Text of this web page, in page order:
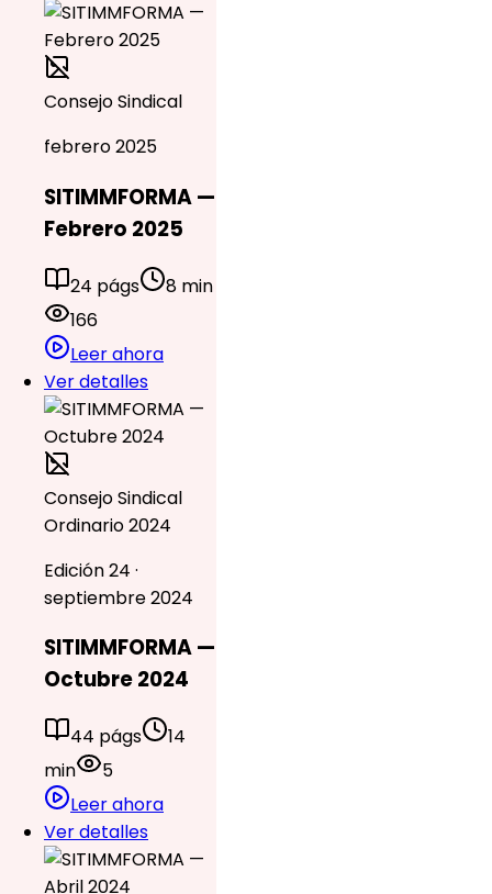
Consejo Sindical
febrero 2025
SITIMMFORMA —
Febrero 2025
24 págs
8 min
166
Leer ahora
Ver detalles
Consejo Sindical
Ordinario 2024
Edición 24 ·
septiembre 2024
SITIMMFORMA —
Octubre 2024
44 págs
14
min
5
Leer ahora
Ver detalles